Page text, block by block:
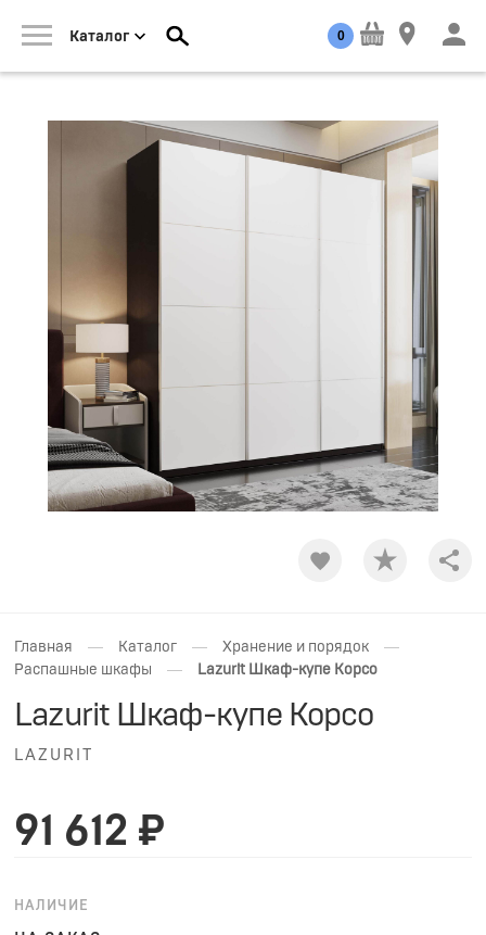
Каталог 0
Главная — Каталог — Хранение и порядок —
Распашные шкафы — Lazurit Шкаф-купе Корсо
Lazurit Шкаф-купе Корсо
LAZURIT
91 612 ₽
НАЛИЧИЕ